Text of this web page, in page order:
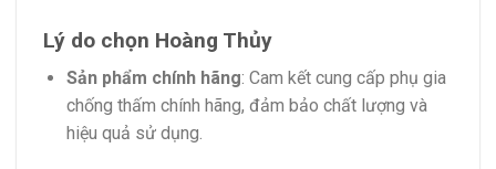
Lý do chọn Hoàng Thủy
Sản phẩm chính hãng: Cam kết cung cấp phụ gia
chống thấm chính hãng, đảm bảo chất lượng và
hiệu quả sử dụng.